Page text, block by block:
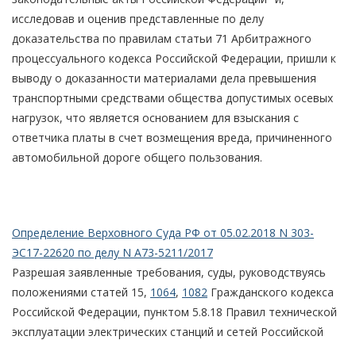
исследовав и оценив представленные по делу
доказательства по правилам статьи 71 Арбитражного
процессуального кодекса Российской Федерации, пришли к
выводу о доказанности материалами дела превышения
транспортными средствами общества допустимых осевых
нагрузок, что является основанием для взыскания с
ответчика платы в счет возмещения вреда, причиненного
автомобильной дороге общего пользования.
Определение Верховного Суда РФ от 05.02.2018 N 303-
ЭС17-22620 по делу N А73-5211/2017
Разрешая заявленные требования, суды, руководствуясь
положениями статей 15, 1064, 1082 Гражданского кодекса
Российской Федерации, пунктом 5.8.18 Правил технической
эксплуатации электрических станций и сетей Российской